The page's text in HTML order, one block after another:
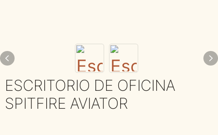
ESCRITORIO DE OFICINA
SPITFIRE AVIATOR